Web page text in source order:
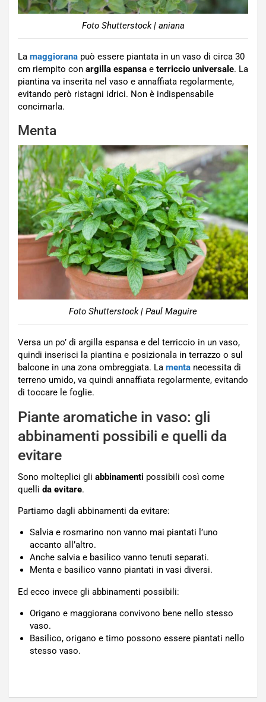
Foto Shutterstock | aniana
La maggiorana può essere piantata in un vaso di circa 30
cm riempito con argilla espansa e terriccio universale. La
piantina va inserita nel vaso e annaffiata regolarmente,
evitando però ristagni idrici. Non è indispensabile
concimarla.
Menta
Foto Shutterstock | Paul Maguire
Versa un po’ di argilla espansa e del terriccio in un vaso,
quindi inserisci la piantina e posizionala in terrazzo o sul
balcone in una zona ombreggiata. La menta necessita di
terreno umido, va quindi annaffiata regolarmente, evitando
di toccare le foglie.
Piante aromatiche in vaso: gli
abbinamenti possibili e quelli da
evitare
Sono molteplici gli abbinamenti possibili così come
quelli da evitare.
Partiamo dagli abbinamenti da evitare:
Salvia e rosmarino non vanno mai piantati l’uno
accanto all’altro.
Anche salvia e basilico vanno tenuti separati.
Menta e basilico vanno piantati in vasi diversi.
Ed ecco invece gli abbinamenti possibili:
Origano e maggiorana convivono bene nello stesso
vaso.
Basilico, origano e timo possono essere piantati nello
stesso vaso.